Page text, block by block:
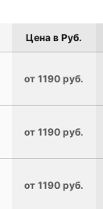
Цена в Руб.
от 1190 руб.
от 1190 руб.
от 1190 руб.